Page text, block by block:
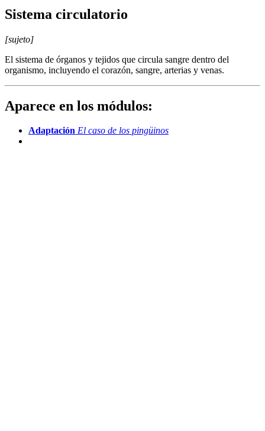
Sistema circulatorio
[sujeto]
El sistema de órganos y tejidos que circula sangre dentro del
organismo, incluyendo el corazón, sangre, arterias y venas.
Aparece en los módulos:
Adaptación El caso de los pingüinos